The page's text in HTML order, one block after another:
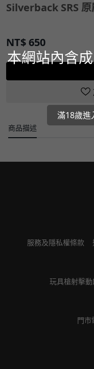
Silverback SRS
NT$650
商品描述
服務及隱私權條款
玩具槍射擊
門市
本網站內含
滿18歲進